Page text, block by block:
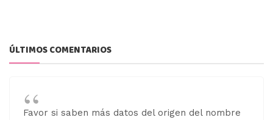
ÚLTIMOS COMENTARIOS
Favor si saben más datos del origen del nombre